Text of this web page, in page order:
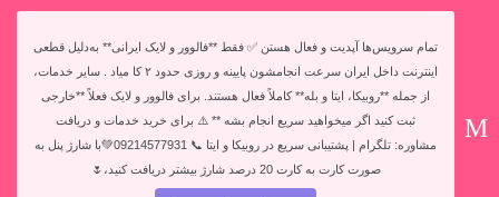
تمام سرویس‌ها آپدیت و فعال هستن ✅ فقط **فالوور و لایک ایرانی** به‌دلیل قطعی
اینترنت داخل ایران سرعت انجامشون پایینه و روزی حدود ۲ کا میاد . سایر خدمات،
از جمله **روبیکا، ایتا و بله** کاملاً فعال هستند. برای فالوور و لایک فعلاً **خارجی
ثبت کنید اگر میخواهید سریع انجام بشه ** ⚠️ برای خرید خدمات و دریافت
مشاوره: تلگرام | پشتیبانی سریع در روبیکا و ایتا 📞 09214577931💚با شارژ پنل به
صورت کارت به کارت 20 درصد شارژ بیشتر دریافت کنید،🌷